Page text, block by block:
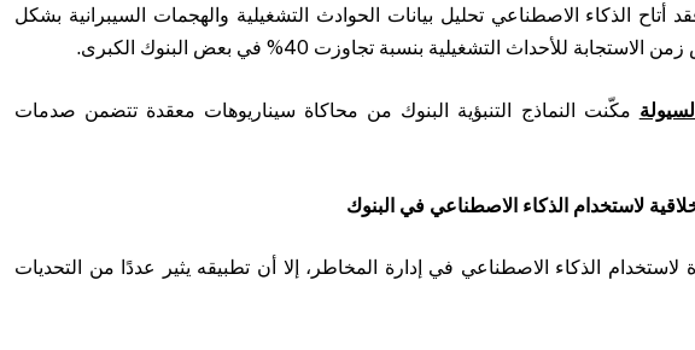
أتاح الذكاء الاصطناعي تحليل بيانات الحوادث التشغيلية والهجمات السيبرانية بشكل
للأحداث التشغيلية بنسبة تجاوزت 40% في بعض البنوك الكبرى.
مكّنت النماذج التنبؤية البنوك من محاكاة سيناريوهات معقدة تتضمن صدمات
لاستخدام الذكاء الاصطناعي في البنوك
لاستخدام الذكاء الاصطناعي في إدارة المخاطر، إلا أن تطبيقه يثير عددًا من التحديات